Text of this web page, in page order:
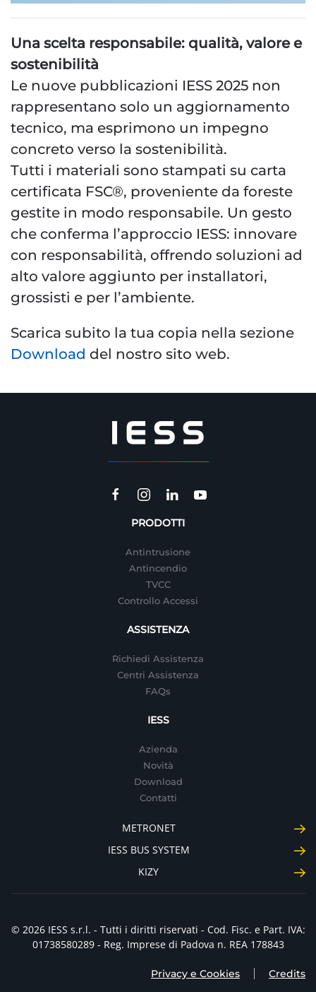
Una scelta responsabile: qualità, valore e
sostenibilità
Le nuove pubblicazioni IESS 2025 non
rappresentano solo un aggiornamento
tecnico, ma esprimono un impegno
concreto verso la sostenibilità.
Tutti i materiali sono stampati su carta
certificata FSC®, proveniente da foreste
gestite in modo responsabile. Un gesto
che conferma l’approccio IESS: innovare
con responsabilità, offrendo soluzioni ad
alto valore aggiunto per installatori,
grossisti e per l’ambiente.
Scarica subito la tua copia nella sezione
Download del nostro sito web.
PRODOTTI
Antintrusione
Antincendio
TVCC
Controllo Accessi
ASSISTENZA
Richiedi Assistenza
Centri Assistenza
FAQs
IESS
Azienda
Novità
Download
Contatti
METRONET
IESS BUS SYSTEM
KIZY
© 2026 IESS s.r.l. - Tutti i diritti riservati - Cod. Fisc. e Part. IVA:
01738580289 - Reg. Imprese di Padova n. REA 178843
Privacy e Cookies Credits